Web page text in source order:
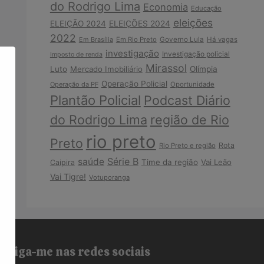
do Rodrigo Lima Economia Educação
ELEIÇÃO 2024 ELEIÇÕES 2024 eleições
2022 Em Brasília Em Rio Preto Governo Lula Há vagas
Imposto de renda investigação Investigação policial
Luto Mercado Imobiliário Mirassol Olímpia
Operação da PF Operação Policial Oportunidade
Plantão Policial Podcast Diário
do Rodrigo Lima região de Rio
Preto rio preto Rio Preto e região Rota
Caipira saúde Série B Time da região Vai Leão
Vai Tigre! Votuporanga
Siga-me nas redes sociais